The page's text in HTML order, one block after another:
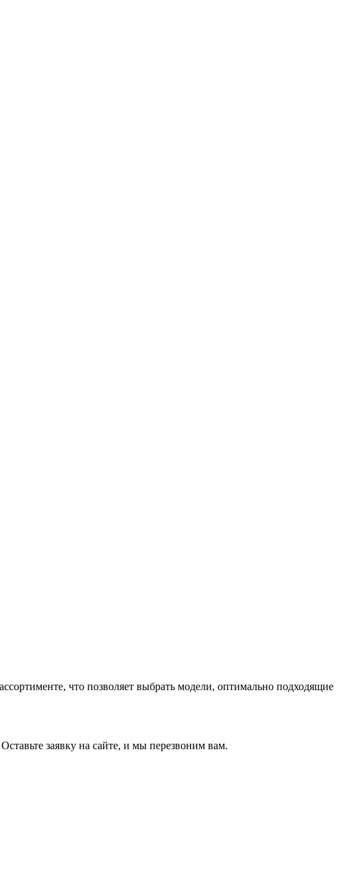
что позволяет выбрать модели, оптимально подходящие
заявку на сайте, и мы перезвоним вам.